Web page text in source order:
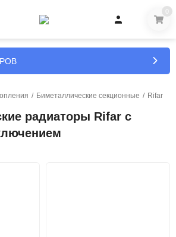
0
/ Биметаллические секционные / Rifar
радиаторы Rifar с